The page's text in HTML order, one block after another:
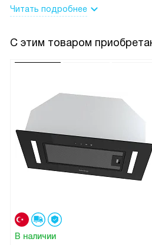
и общий вид привносят
толстую инструкцию, чтобы
немного переставить посуду,
распределить нагрев — но
вопрос. После нескольких недель
использования я стала спокойнее
приготовлению сразу
покупкой.
Читать подробнее
С этим товаром
В наличии